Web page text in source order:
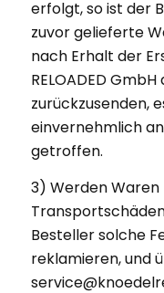
erfolgt, so ist der
zuvor gelieferte
nach Erhalt der
RELOADED
zurückzusenden,
einvernehmlich
getroffen.
3) Werden
Besteller solche
reklamieren, und